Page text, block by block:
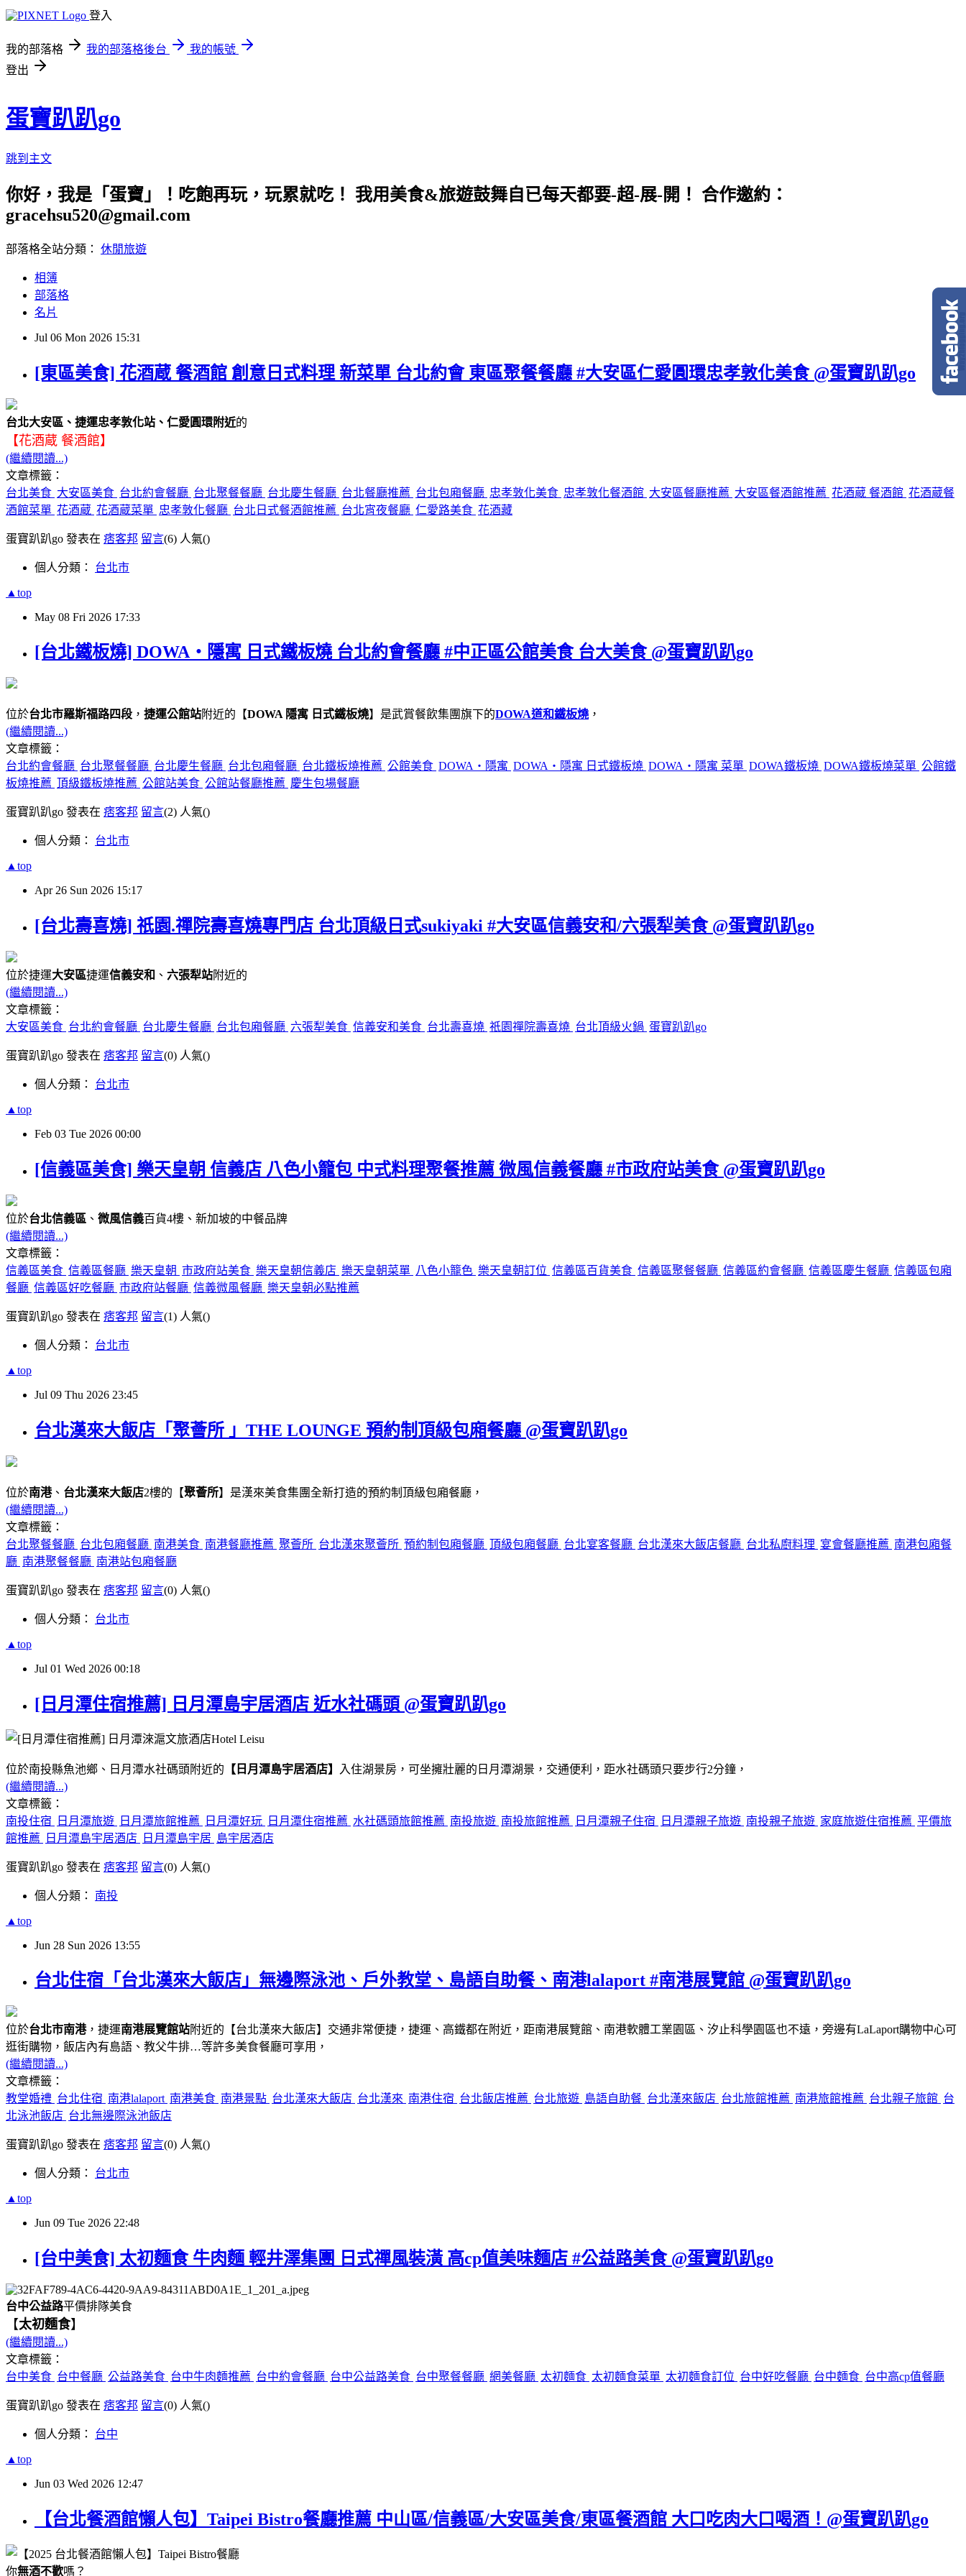
登入
我的部落格 我的部落格後台
我的帳號
登出
蛋寶趴趴go
跳到主文
你好，我是「蛋寶」！吃飽再玩，玩累就吃！ 我用美食&旅遊鼓舞自已每天都要-超-展-開！ 合作邀約：
gracehsu520@gmail.com
部落格全站分類： 休閒旅遊
相簿
部落格
名片
Jul 06 Mon 2026 15:31
[東區美食] 花酒蔵 餐酒館 創意日式料理 新菜單 台北約會 東區聚餐餐廳 #大安區仁愛圓環忠孝敦化美食 @蛋寶趴趴go
台北大安區、捷運忠孝敦化站、仁愛圓環附近的
【花酒蔵 餐酒館】
(繼續閱讀...)
文章標籤：
台北美食 大安區美食 台北約會餐廳 台北聚餐餐廳 台北慶生餐廳 台北餐廳推薦 台北包廂餐廳 忠孝敦化美食 忠孝敦化餐酒館 大安區餐廳推薦 大安區餐酒館推薦 花酒蔵 餐酒館 花酒蔵餐
酒館菜單 花酒蔵 花酒蔵菜單 忠孝敦化餐廳 台北日式餐酒館推薦 台北宵夜餐廳 仁愛路美食 花酒藏
蛋寶趴趴go 發表在 痞客邦 留言(6) 人氣()
個人分類： 台北市
▲top
May 08 Fri 2026 17:33
[台北鐵板燒] DOWA・隱寓 日式鐵板燒 台北約會餐廳 #中正區公館美食 台大美食 @蛋寶趴趴go
位於台北市羅斯福路四段 ， 捷運公館站附近的【DOWA 隱寓 日式鐵板燒】是武賞餐飲集團旗下的DOWA道和鐵板燒 ，
(繼續閱讀...)
文章標籤：
台北約會餐廳 台北聚餐餐廳 台北慶生餐廳 台北包廂餐廳 台北鐵板燒推薦 公館美食 DOWA・隱寓 DOWA・隱寓 日式鐵板燒 DOWA・隱寓 菜單 DOWA鐵板燒 DOWA鐵板燒菜單 公館鐵
板燒推薦 頂級鐵板燒推薦 公館站美食 公館站餐廳推薦 慶生包場餐廳
蛋寶趴趴go 發表在 痞客邦 留言(2) 人氣()
個人分類： 台北市
▲top
Apr 26 Sun 2026 15:17
[台北壽喜燒] 祇園.禪院壽喜燒專門店 台北頂級日式sukiyaki #大安區信義安和/六張犁美食 @蛋寶趴趴go
位於捷運大安區捷運信義安和 、 六張犁站附近的
(繼續閱讀...)
文章標籤：
大安區美食 台北約會餐廳 台北慶生餐廳 台北包廂餐廳 六張犁美食 信義安和美食 台北壽喜燒 祇園禪院壽喜燒 台北頂級火鍋 蛋寶趴趴go
蛋寶趴趴go 發表在 痞客邦 留言(0) 人氣()
個人分類： 台北市
▲top
Feb 03 Tue 2026 00:00
[信義區美食] 樂天皇朝 信義店 八色小籠包 中式料理聚餐推薦 微風信義餐廳 #市政府站美食 @蛋寶趴趴go
位於台北信義區 、 微風信義百貨4樓、新加坡的中餐品牌
(繼續閱讀...)
文章標籤：
信義區美食 信義區餐廳 樂天皇朝 市政府站美食 樂天皇朝信義店 樂天皇朝菜單 八色小籠色 樂天皇朝訂位 信義區百貨美食 信義區聚餐餐廳 信義區約會餐廳 信義區慶生餐廳 信義區包廂
餐廳 信義區好吃餐廳 市政府站餐廳 信義微風餐廳 樂天皇朝必點推薦
蛋寶趴趴go 發表在 痞客邦 留言(1) 人氣()
個人分類： 台北市
▲top
Jul 09 Thu 2026 23:45
台北漢來大飯店「聚薈所 」THE LOUNGE 預約制頂級包廂餐廳 @蛋寶趴趴go
位於南港、 台北漢來大飯店2樓的【聚薈所】是漢來美食集團全新打造的預約制頂級包廂餐廳，
(繼續閱讀...)
文章標籤：
台北聚餐餐廳 台北包廂餐廳 南港美食 南港餐廳推薦 聚薈所 台北漢來聚薈所 預約制包廂餐廳 頂級包廂餐廳 台北宴客餐廳 台北漢來大飯店餐廳 台北私廚料理 宴會餐廳推薦 南港包廂餐
廳 南港聚餐餐廳 南港站包廂餐廳
蛋寶趴趴go 發表在 痞客邦 留言(0) 人氣()
個人分類： 台北市
▲top
Jul 01 Wed 2026 00:18
[日月潭住宿推薦] 日月潭島宇居酒店 近水社碼頭 @蛋寶趴趴go
位於南投縣魚池鄉、日月潭水社碼頭附近的 【日月潭島宇居酒店】
入住湖景房，可坐擁壯麗的日月潭湖景，交通便利，距水社碼頭只要步行2分鐘，
(繼續閱讀...)
文章標籤：
南投住宿
日月潭旅遊 日月潭旅館推薦 日月潭好玩 日月潭住宿推薦 水社碼頭旅館推薦 南投旅遊 南投旅館推薦 日月潭親子住宿 日月潭親子旅遊 南投親子旅遊 家庭旅遊住宿推薦 平價旅
館推薦
日月潭島宇居酒店 日月潭島宇居 島宇居酒店
蛋寶趴趴go 發表在 痞客邦 留言(0) 人氣()
個人分類： 南投
▲top
Jun 28 Sun 2026 13:55
台北住宿「台北漢來大飯店」無邊際泳池、戶外教堂、島語自助餐、南港lalaport #南港展覽館 @蛋寶趴趴go
位於台北市南港，捷運南港展覽館站附近的【台北漢來大飯店】交通非常便捷，捷運、高鐵都在附近，距南港展覽館、南港軟體工業園區、汐止科學園區也不遠，旁邊有LaLaport購物中心可
逛街購物，飯店內有島語、教父牛排…等許多美食餐廳可享用，
(繼續閱讀...)
文章標籤：
教堂婚禮 台北住宿 南港lalaport 南港美食 南港景點 台北漢來大飯店 台北漢來 南港住宿 台北飯店推薦 台北旅遊 島語自助餐 台北漢來飯店 台北旅館推薦 南港旅館推薦 台北親子旅館 台
北泳池飯店 台北無邊際泳池飯店
蛋寶趴趴go 發表在 痞客邦 留言(0) 人氣()
個人分類： 台北市
▲top
Jun 09 Tue 2026 22:48
[台中美食] 太初麵食 牛肉麵 輕井澤集團 日式禪風裝潢 高cp值美味麵店 #公益路美食 @蛋寶趴趴go
台中公益路平價排隊美食
【太初麵食】
(繼續閱讀...)
文章標籤：
台中美食 台中餐廳 公益路美食 台中牛肉麵推薦 台中約會餐廳 台中公益路美食 台中聚餐餐廳 網美餐廳 太初麵食 太初麵食菜單 太初麵食訂位 台中好吃餐廳 台中麵食 台中高cp值餐廳
蛋寶趴趴go 發表在 痞客邦 留言(0) 人氣()
個人分類： 台中
▲top
Jun 03 Wed 2026 12:47
【台北餐酒館懶人包】Taipei Bistro餐廳推薦 中山區/信義區/大安區美食/東區餐酒館 大口吃肉大口喝酒！@蛋寶趴趴go
你無酒不歡嗎？